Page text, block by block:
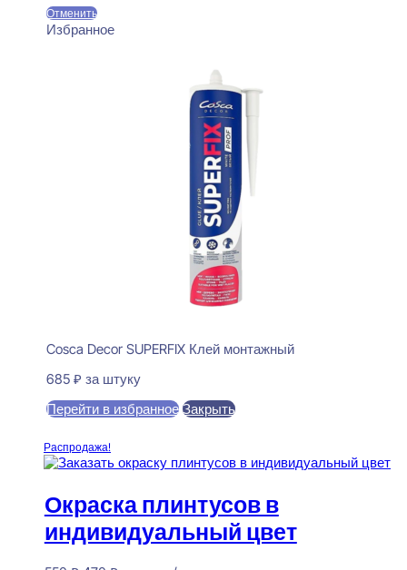
Отменить
Избранное
Cosca Decor SUPERFIX Клей монтажный
685 ₽ за штуку
Перейти в избранное Закрыть
Распродажа!
Окраска плинтусов в
индивидуальный цвет